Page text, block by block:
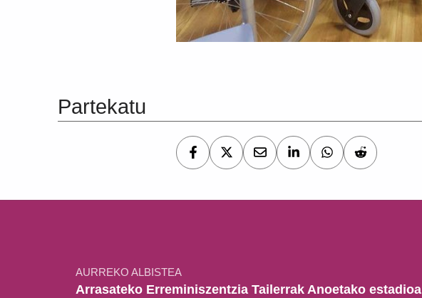
Partekatu
AURREKO ALBISTEA
Arrasateko Erreminiszentzia Tailerrak Anoetako estadioa